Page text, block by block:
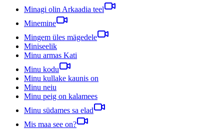
Minagi olin Arkaadia teel
Minemine
Mingem üles mägedele
Miniseelik
Minu armas Kati
Minu kodu
Minu kullake kaunis on
Minu neiu
Minu peig on kalamees
Minu südames sa elad
Mis maa see on?